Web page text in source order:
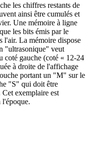
les chiffres restants de
ainsi être cumulés et
Une mémoire à ligne
les bits émis par le
l'air. La mémoire dispose
"ultrasonique" veut
coté gauche (coté « 12-24
à droite de l'affichage
portant un "M" sur le
"S" qui doit être
exemplaire est
l'époque.